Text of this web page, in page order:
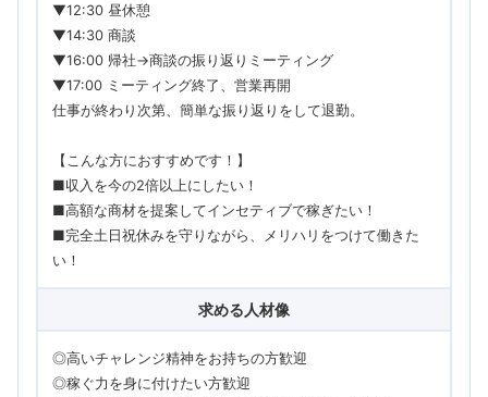
▼12:30 昼休憩
▼14:30 商談
▼16:00 帰社→商談の振り返りミーティング
▼17:00 ミーティング終了、営業再開
仕事が終わり次第、簡単な振り返りをして退勤。
【こんな方におすすめです！】
■収入を今の2倍以上にしたい！
■高額な商材を提案してインセティブで稼ぎたい！
■完全土日祝休みを守りながら、メリハリをつけて働きた
い！
求める人材像
◎高いチャレンジ精神をお持ちの方歓迎
◎稼ぐ力を身に付けたい方歓迎